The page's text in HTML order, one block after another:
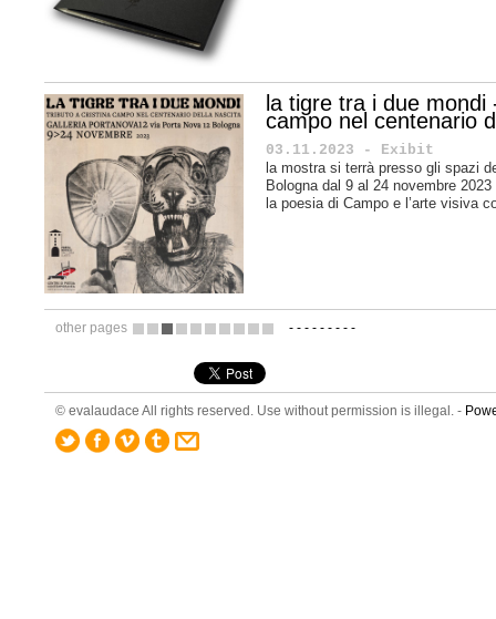
la tigre tra i due
campo nel centenario
03.11.2023 - Exibit
la mostra si terrà presso gli spazi
Bologna dal 9 al 24 novembre
la poesia di Campo e l’arte visiva
other pages - - - - - - - - -
© evalaudace All rights reserved. Use without permission is illegal. -